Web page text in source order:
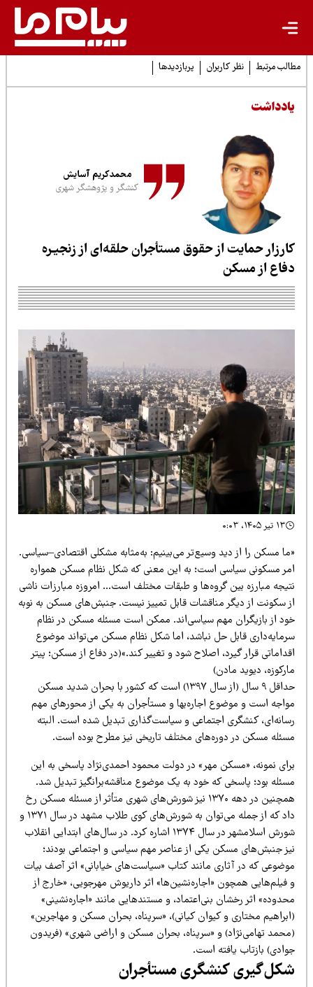
مرتبط نظر کاربران پربازدیدها
محمدکریم آسایش
کنشگر و پژوهشگر شهری
حمایت از حقوق مستأجران حلقه‌ای از زنجیـره
از مسکن
مسکن را از دید وسیع‌تر می‌بینیم: به‌مثابه مشکلی اقتصادی–سیاسی.
مسکونی سیاسی است؛ به این معنی که شکل نظام مسکن همواره
مبارزه بین گروه‌ها و طبقات مختلف است… امروزه مبارزات ناشی
سکونت از دیگر مناقشات قابل تمییز نیست. جنبش‌های مسکن به نوبه
از بازیگران مهم سیاسی‌اند. ممکن است مسئله مسکن در نظام
قابل حل نباشد، اما شکل نظام مسکن می‌تواند موضوع
قرار گیرد، اصلاح شود و تغییر کند.»(در دفاع از مسکن؛ پیتر
دیوید مادن)
حداقل ۹ سال (از سال ۱۳۹۷) است که کشور با بحران شدید مسکن
است و موضوع اجاره‌بها و مستأجران به یکی از محورهای مهم
کنشگری اجتماعی و سیاست‌گذاری تبدیل شده است. البته
مسکن در دوره‌های مختلف تاریخی نیز مطرح بوده است.
نمونه، «مسکن مهر» در دولت محمود احمدی‌نژاد پاسخی به این
بود؛ پاسخی که خود به یک موضوع مناقشه‌برانگیز تبدیل شد.
همچنین در دهه ۱۳۷۰ نیز شورش‌های شهری متأثر از مسئله مسکن رخ
داد که از جمله می‌توان به شورش‌های کوی طلاب مشهد در سال ۱۳۷۱ و
شورش اسلامشهر در سال ۱۳۷۴ اشاره کرد. در سال‌های ابتدایی انقلاب
جنبش‌های مسکن یکی از عناصر مهم سیاسی و اجتماعی بودند؛
که در آثاری مانند کتاب «سیاست‌های خیابانی» اثر آصف بیات
فیلم‌هایی همچون «اجاره‌نشین‌ها» اثر داریوش مهرجویی، «خارج از
اثر رخشان بنی‌اعتماد، و مستندهایی مانند «اجاره‌نشینی»
مختاری و کیوان کیانی)، «سرپناه، بحران مسکن و مهاجرین»
تهامی‌نژاد) و «سرپناه، بحران مسکن و اراضی شهری» (فریدون
بازتاب یافته است.
کنشگری مستأجران